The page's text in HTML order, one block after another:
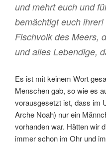
und mehrt euch und
bemächtigt euch
Fischvolk des Meers,
und alles Lebendige,
Es ist mit keinem Wort
Menschen gab, so wie es
vorausgesetzt ist, dass im
Arche Noah) nur ein
vorhanden war. Hätten wir
immer schon im Ohr und